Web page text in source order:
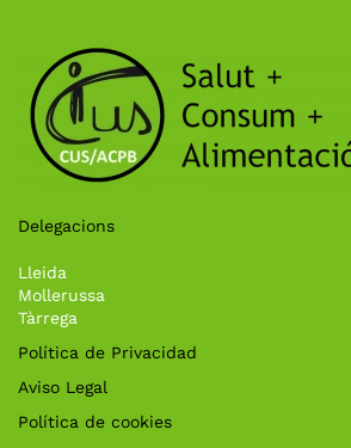
Delegacions
Lleida
Mollerussa
Tàrrega
Política de Privacidad
Aviso Legal
Política de cookies